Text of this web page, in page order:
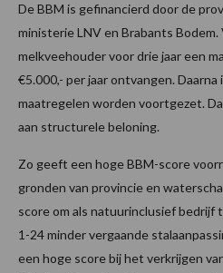
De BBM is gefinancierd door de
ministerie LNV en Brabants
melkveehouder voor drie jaar een
€5.000,- per jaar ontvangen.
maatregelen worden voortgezet.
aan structurele beloning.
Zo geeft een hoge BBM-score
gronden van provincie en
score om als natuurinclusief bedrijf
1-24 minder vergaande
een hoge score bij het verkrijgen